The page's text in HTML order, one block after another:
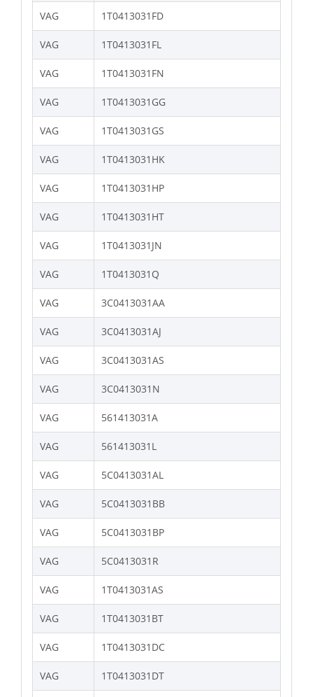
VAG 1T0413031FD
VAG 1T0413031FL
VAG 1T0413031FN
VAG 1T0413031GG
VAG 1T0413031GS
VAG 1T0413031HK
VAG 1T0413031HP
VAG 1T0413031HT
VAG 1T0413031JN
VAG 1T0413031Q
VAG 3C0413031AA
VAG 3C0413031AJ
VAG 3C0413031AS
VAG 3C0413031N
VAG 561413031A
VAG 561413031L
VAG 5C0413031AL
VAG 5C0413031BB
VAG 5C0413031BP
VAG 5C0413031R
VAG 1T0413031AS
VAG 1T0413031BT
VAG 1T0413031DC
VAG 1T0413031DT